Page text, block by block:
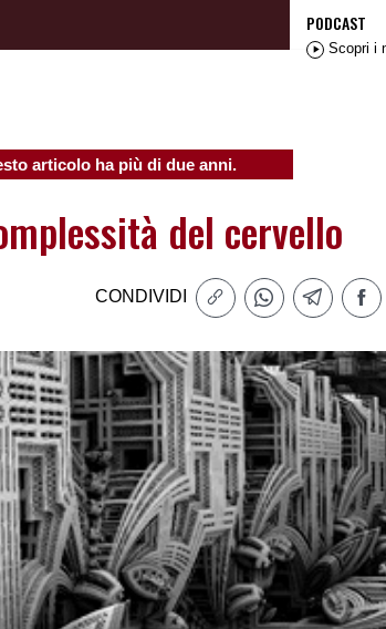
PODCAST
Scopri i
articolo ha più di due anni.
del cervello
CONDIVIDI